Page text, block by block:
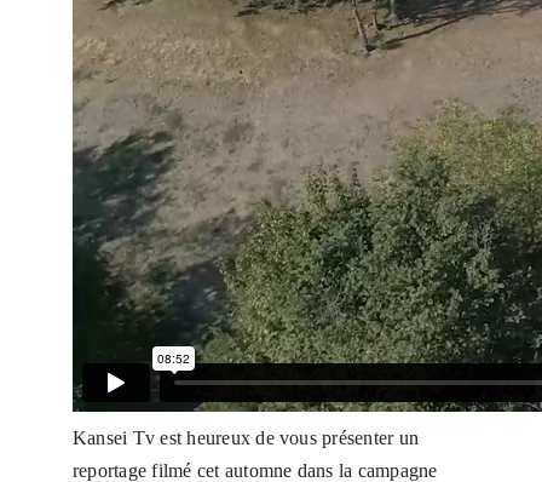
Kansei Tv est heureux de vous présenter un
reportage filmé cet automne dans la campagne